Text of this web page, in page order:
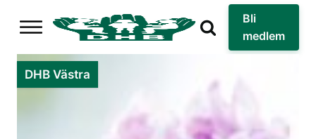
Bli
medlem
DHB Västra